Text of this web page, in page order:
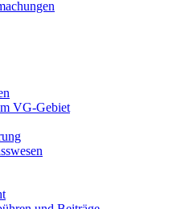
VG-Gebiet